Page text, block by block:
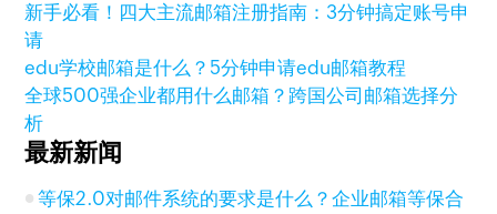
新手必看！四大主流邮箱注册指南：3分钟搞定账号申
请
edu学校邮箱是什么？5分钟申请edu邮箱教程
全球500强企业都用什么邮箱？跨国公司邮箱选择分
析
最新新闻
等保2.0对邮件系统的要求是什么？企业邮箱等保合